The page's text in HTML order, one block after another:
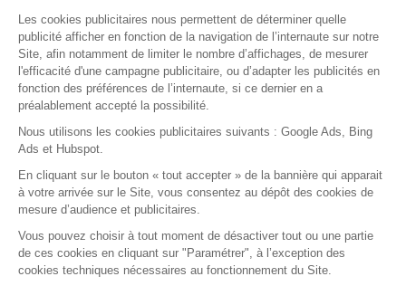
là où la majorité des solutions imposent le tout-
cloud.
Données sécurisées: Les données patients
restent accessibles en déplacement et
entièrement sécurisées, hébergées chez un
hébergeur certifié HDS.
C’est tout l’intérêt de la mobilité. Avec l’application
mobile DrSanté , le smartphone devient un véritable
outil de tournée. DrSanté répond au besoin de
continuité par sa flexibilité d’installation : le praticien
choisit son mode cloud, local ou cloud hybrideselon